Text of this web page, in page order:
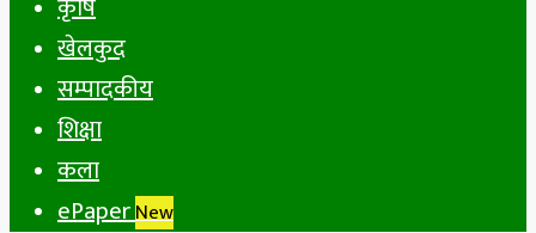
कृषि
खेलकुद
सम्पादकीय
शिक्षा
कला
ePaperNew